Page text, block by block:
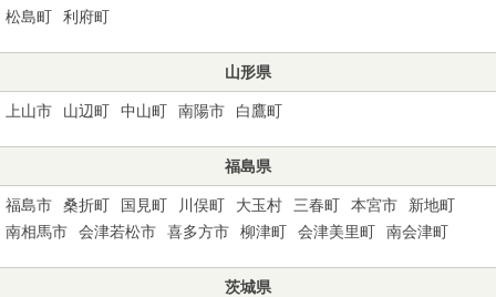
松島町
利府町
山形県
上山市 山辺町 中山町 南陽市 白鷹町
福島県
福島市 桑折町 国見町 川俣町 大玉村 三春町 本宮市
新地町
南相馬市
会津若松市 喜多方市 柳津町 会津美里町 南会津町
茨城県